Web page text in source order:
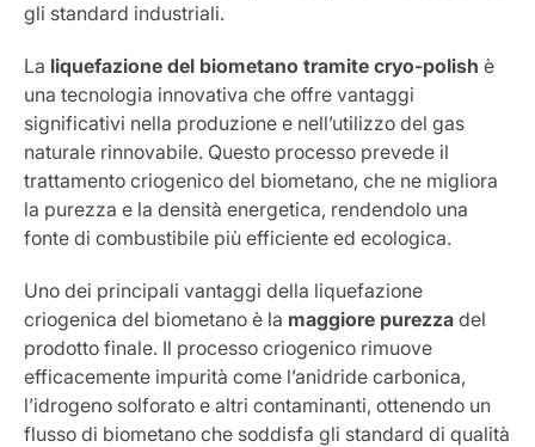
gli standard industriali.
La liquefazione del biometano tramite cryo-polish è
una tecnologia innovativa che offre vantaggi
significativi nella produzione e nell’utilizzo del gas
naturale rinnovabile. Questo processo prevede il
trattamento criogenico del biometano, che ne migliora
la purezza e la densità energetica, rendendolo una
fonte di combustibile più efficiente ed ecologica.
Uno dei principali vantaggi della liquefazione
criogenica del biometano è la maggiore purezza del
prodotto finale. Il processo criogenico rimuove
efficacemente impurità come l’anidride carbonica,
l’idrogeno solforato e altri contaminanti, ottenendo un
flusso di biometano che soddisfa gli standard di qualità